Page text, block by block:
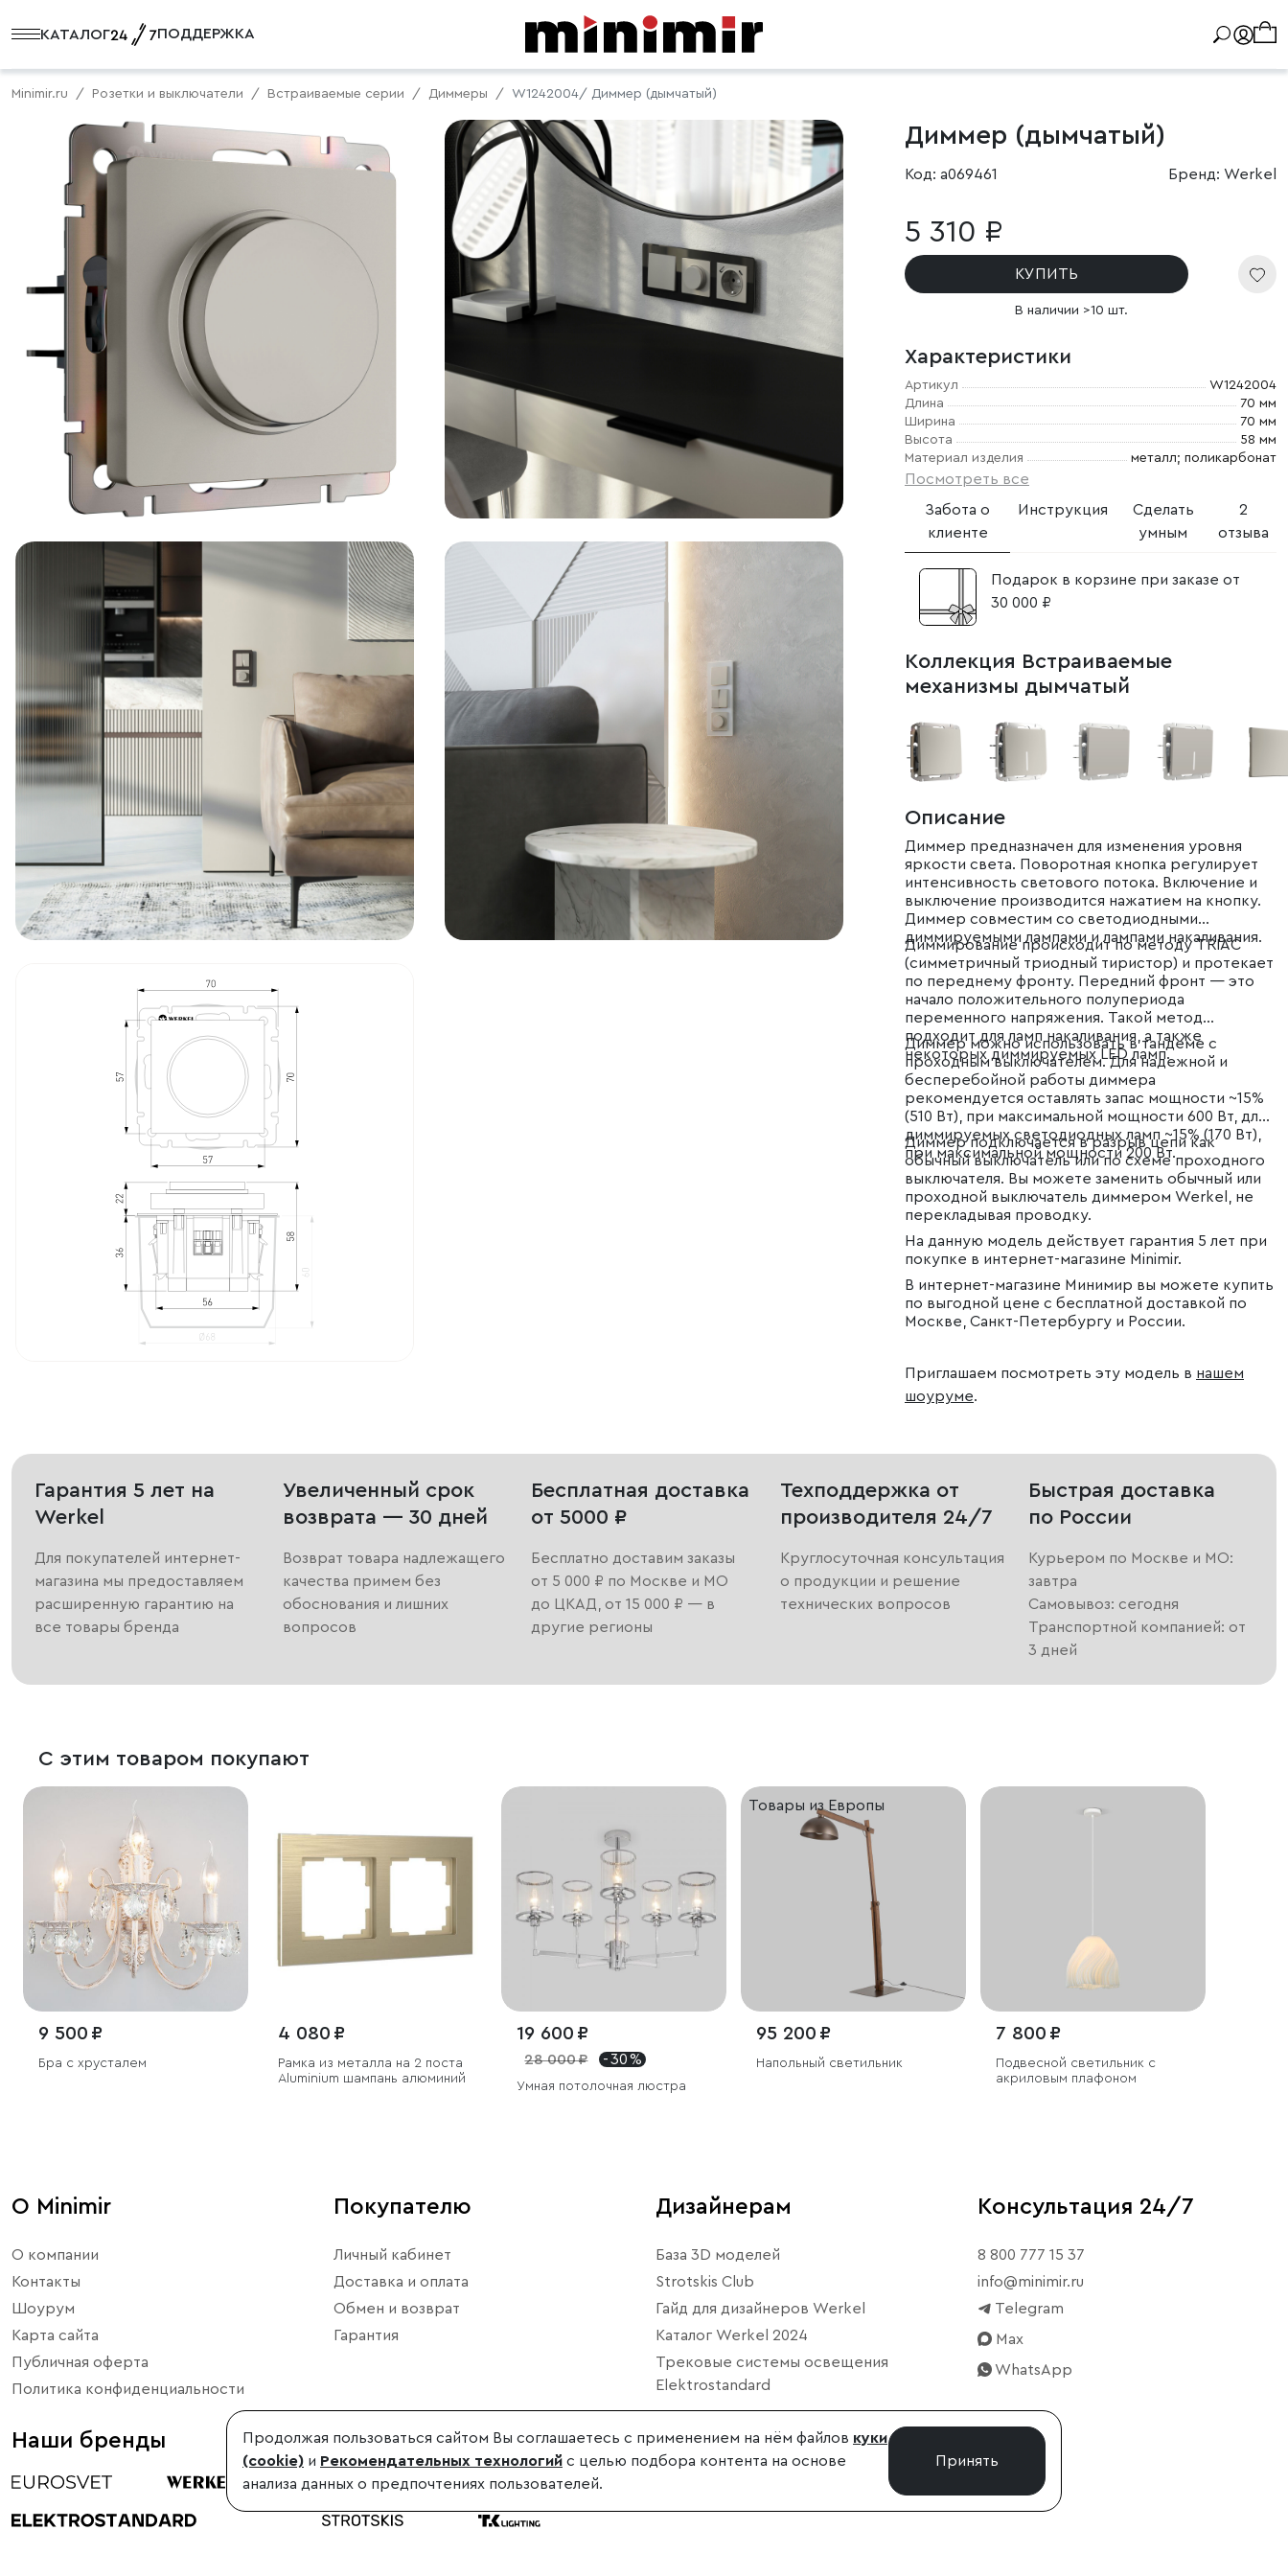
КАТАЛОГ ПОДДЕРЖКА
Minimir.ru Розетки и выключатели Встраиваемые серии Диммеры W1242004/ Диммер (дымчатый)
Диммер (дымчатый)
Код: a069461 Бренд: Werkel
5 310 ₽
КУПИТЬ
В наличии >10 шт.
Характеристики
Артикул
W1242004
Длина
70 мм
Ширина
70 мм
Высота
58 мм
Материал изделия
металл; поликарбонат
Посмотреть все
Забота о
клиенте
Инструкция
Сделать
умным
2
отзыва
Подарок в корзине при заказе от
30 000 ₽
Коллекция Встраиваемые
механизмы дымчатый
Описание
Диммер предназначен для изменения уровня
яркости света. Поворотная кнопка регулирует
интенсивность светового потока. Включение и
выключение производится нажатием на кнопку.
Диммер совместим со светодиодными
диммируемыми лампами и лампами накаливания.
Диммирование происходит по методу TRIAC
(симметричный триодный тиристор) и протекает
по переднему фронту. Передний фронт — это
начало положительного полупериода
переменного напряжения. Такой метод
подходит для ламп накаливания, а также
некоторых диммируемых LED ламп.
Диммер можно использовать в тандеме с
проходным выключателем. Для надежной и
бесперебойной работы диммера
рекомендуется оставлять запас мощности ~15%
(510 Вт), при максимальной мощности 600 Вт, для
диммируемых светодиодных ламп ~15% (170 Вт),
при максимальной мощности 200 Вт.
Диммер подключается в разрыв цепи как
обычный выключатель или по схеме проходного
выключателя. Вы можете заменить обычный или
проходной выключатель диммером Werkel, не
перекладывая проводку.
На данную модель действует гарантия 5 лет при
покупке в интернет-магазине Minimir.
В интернет-магазине Минимир вы можете купить
по выгодной цене с бесплатной доставкой по
Москве, Санкт-Петербургу и России.
Приглашаем посмотреть эту модель в нашем
шоуруме.
Гарантия 5 лет на
Werkel
Для покупателей интернет-
магазина мы предоставляем
расширенную гарантию на
все товары бренда
Увеличенный срок
возврата — 30 дней
Возврат товара надлежащего
качества примем без
обоснования и лишних
вопросов
Бесплатная доставка
от 5000 ₽
Бесплатно доставим заказы
от 5 000 ₽ по Москве и МО
до ЦКАД, от 15 000 ₽ — в
другие регионы
Техподдержка от
производителя 24/7
Круглосуточная консультация
о продукции и решение
технических вопросов
Быстрая доставка
по России
Курьером по Москве и МО:
завтра
Самовывоз: сегодня
Транспортной компанией: от
3 дней
С этим товаром покупают
9 500 ₽
Бра с хрусталем
4 080 ₽
Рамка из металла на 2 поста
Аluminium шампань алюминий
19 600 ₽
28 000 ₽ - 30 %
Умная потолочная люстра
Товары из Европы
95 200 ₽
Напольный светильник
7 800 ₽
Подвесной светильник с
акриловым плафоном
О Minimir
О компании
Контакты
Шоурум
Карта сайта
Публичная оферта
Политика конфиденциальности
Покупателю
Личный кабинет
Доставка и оплата
Обмен и возврат
Гарантия
Дизайнерам
База 3D моделей
Strotskis Club
Гайд для дизайнеров Werkel
Каталог Werkel 2024
Трековые системы освещения
Elektrostandard
Консультация 24/7
8 800 777 15 37
info@minimir.ru
Telegram
Max
WhatsApp
Наши бренды Продолжая пользоваться сайтом Вы соглашаетесь с применением на нём файлов куки
(cookie) и Рекомендательных технологий с целью подбора контента на основе
анализа данных о предпочтениях пользователей.
Принять